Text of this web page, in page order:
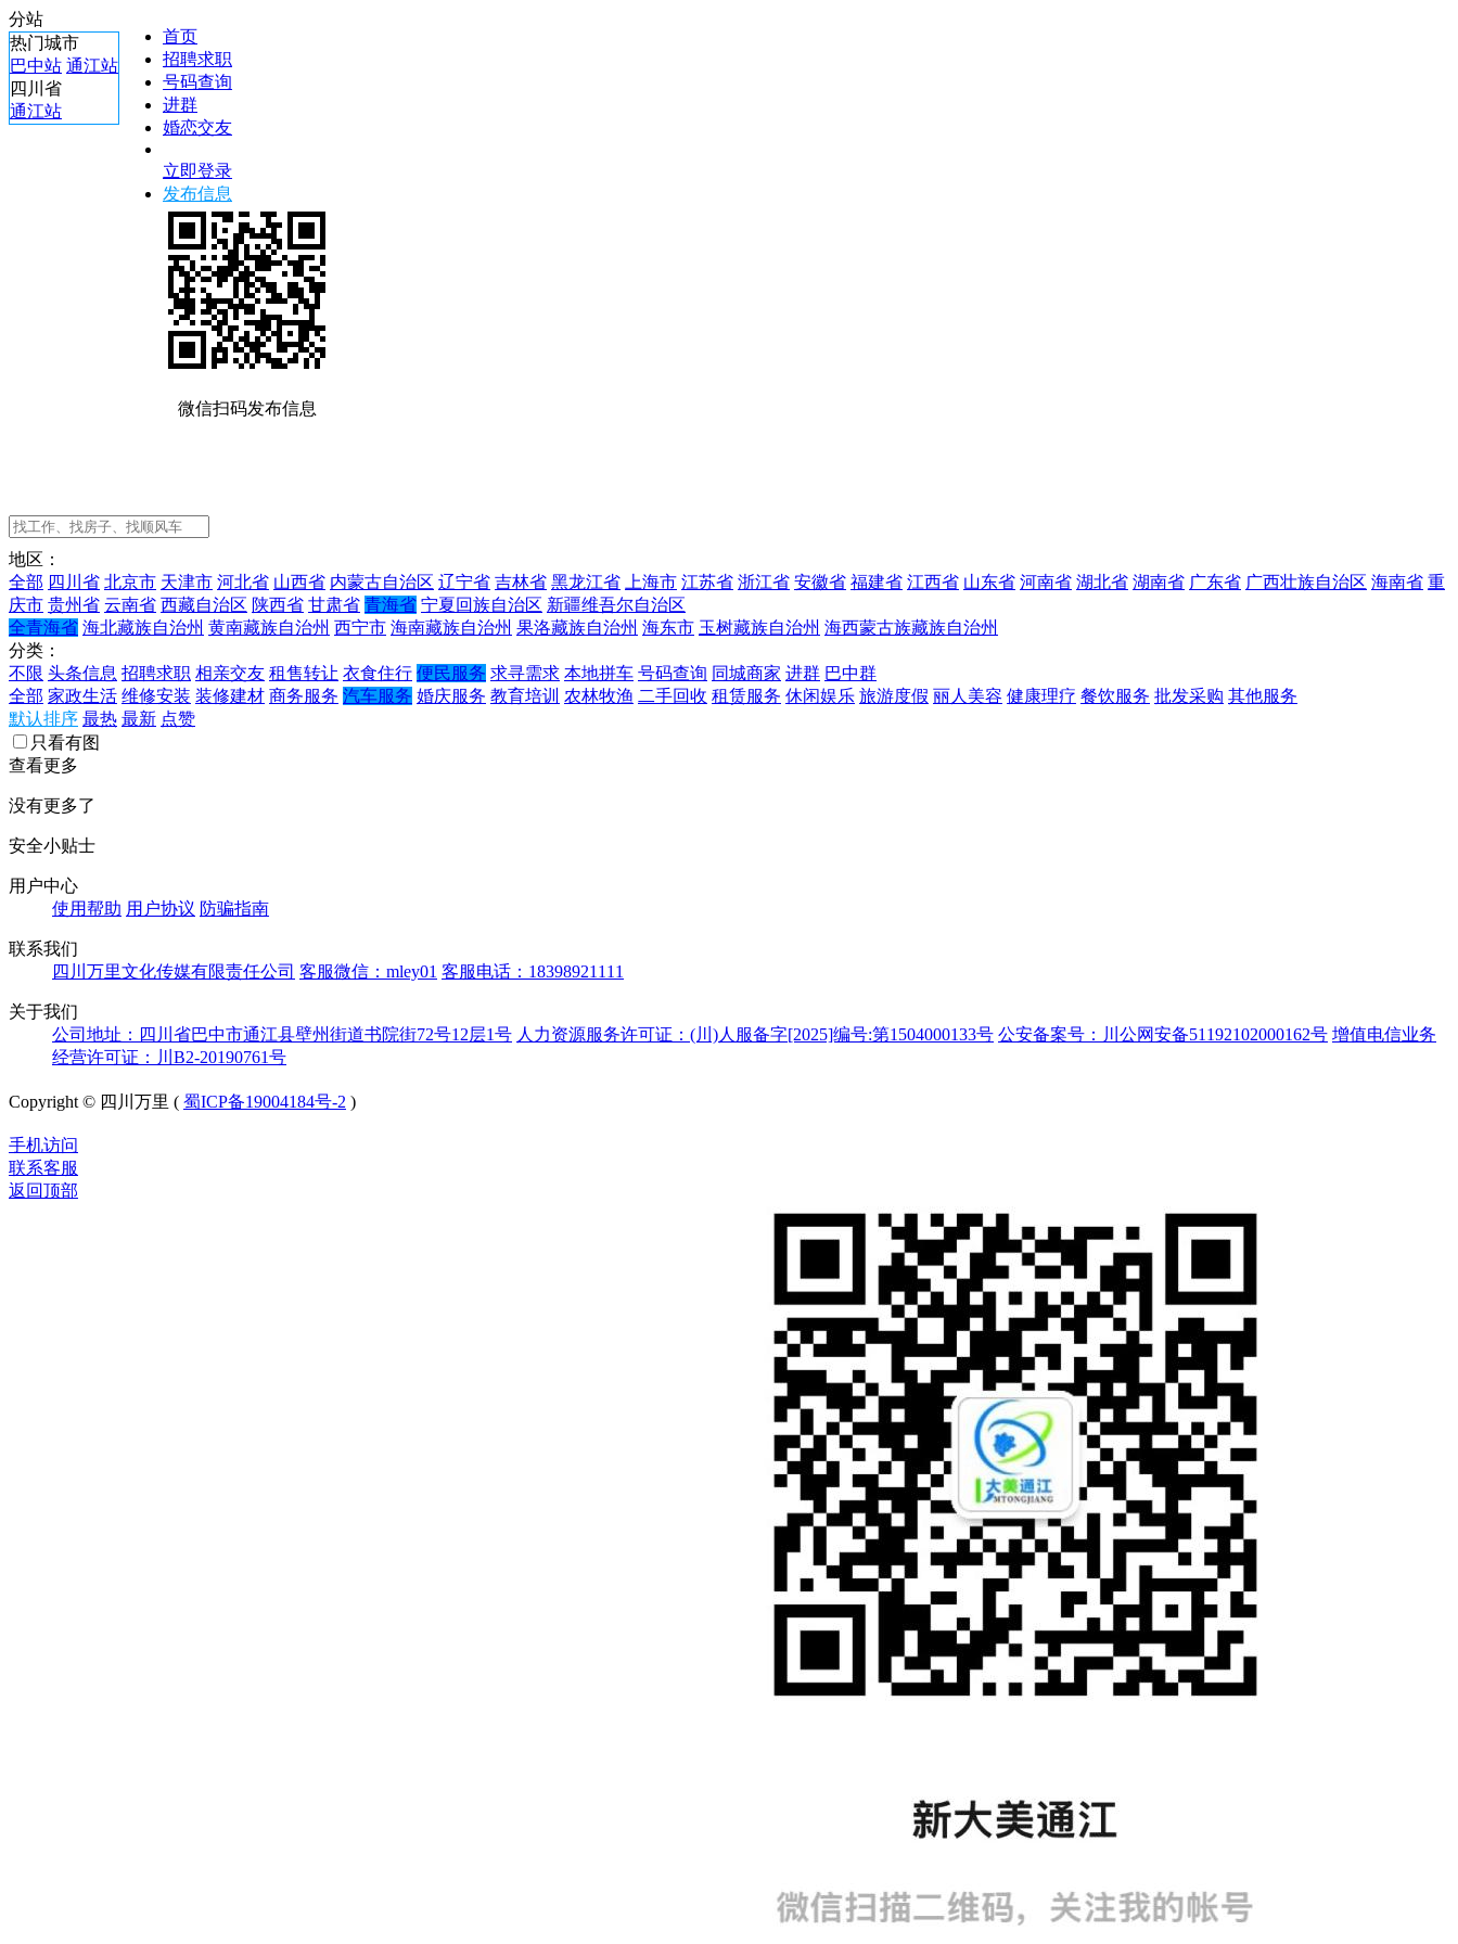
分站
热门城市
巴中站 通江站
四川省
通江站
首页
招聘求职
号码查询
进群
婚恋交友
立即登录
发布信息
微信扫码发布信息
地区：
全部 四川省 北京市 天津市 河北省 山西省 内蒙古自治区 辽宁省 吉林省 黑龙江省 上海市 江苏省 浙江省 安徽省 福建省 江西省 山东省 河南省 湖北省 湖南省 广东省 广西壮族自治区 海南省 重
庆市 贵州省 云南省 西藏自治区 陕西省 甘肃省 青海省 宁夏回族自治区 新疆维吾尔自治区
全青海省 海北藏族自治州 黄南藏族自治州 西宁市 海南藏族自治州 果洛藏族自治州 海东市 玉树藏族自治州 海西蒙古族藏族自治州
分类：
不限 头条信息 招聘求职 相亲交友 租售转让 衣食住行 便民服务 求寻需求 本地拼车 号码查询 同城商家 进群 巴中群
全部 家政生活 维修安装 装修建材 商务服务 汽车服务 婚庆服务 教育培训 农林牧渔 二手回收 租赁服务 休闲娱乐 旅游度假 丽人美容 健康理疗 餐饮服务 批发采购 其他服务
默认排序 最热 最新 点赞
只看有图
查看更多
没有更多了
安全小贴士
用户中心
使用帮助 用户协议 防骗指南
联系我们
四川万里文化传媒有限责任公司 客服微信：mley01 客服电话：18398921111
关于我们
公司地址：四川省巴中市通江县壁州街道书院街72号12层1号 人力资源服务许可证：(川)人服备字[2025]编号:第1504000133号 公安备案号：川公网安备51192102000162号 增值电信业务
经营许可证：川B2-20190761号
Copyright © 四川万里 ( 蜀ICP备19004184号-2 )
手机访问
联系客服
返回顶部